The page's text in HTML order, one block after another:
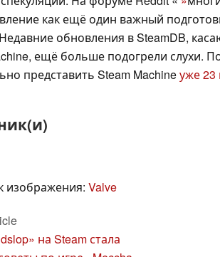
как ещё один важный
обновления в SteamDB,
ещё больше подогрели слухи.
представить Steam Machineуже 23
изображения: Valve
на Steam стала